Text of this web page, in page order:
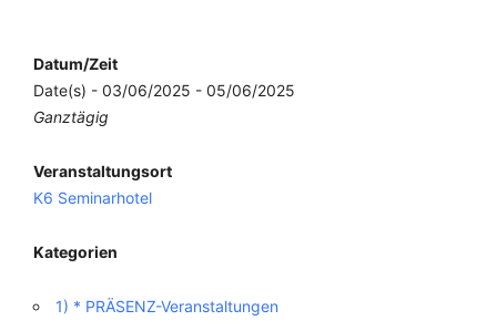
Datum/Zeit
Date(s) - 03/06/2025 - 05/06/2025
Ganztägig
Veranstaltungsort
K6 Seminarhotel
Kategorien
1) * PRÄSENZ-Veranstaltungen